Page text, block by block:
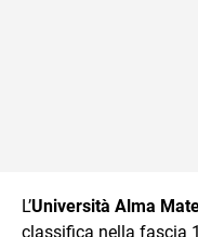
L’Università Alma
classifica nella fascia